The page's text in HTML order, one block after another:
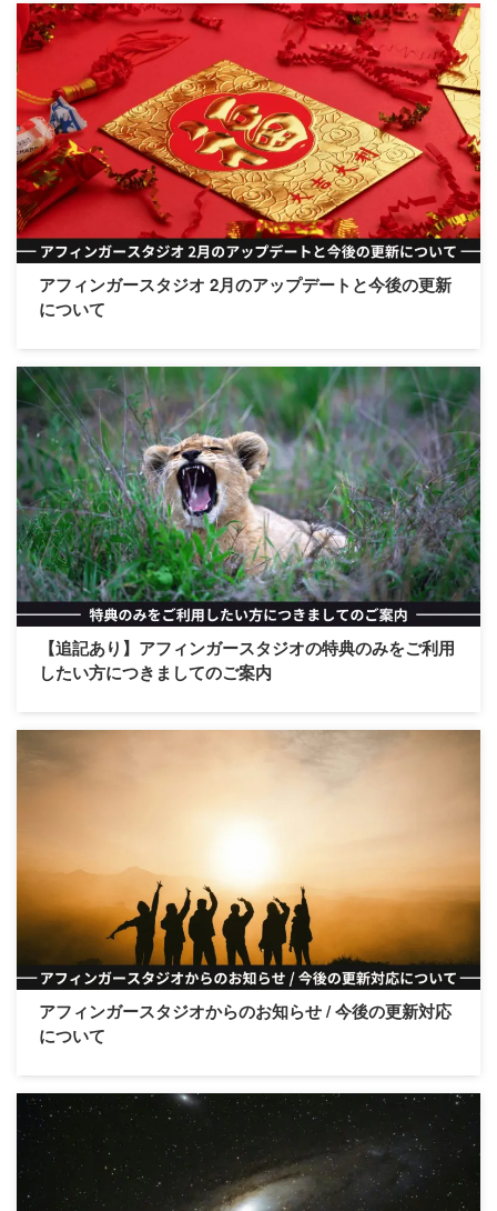
アフィンガースタジオ 2月のアップデートと今後の更新
について
【追記あり】アフィンガースタジオの特典のみをご利用
したい方につきましてのご案内
アフィンガースタジオからのお知らせ / 今後の更新対応
について